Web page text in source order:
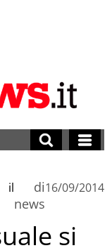
di
news
il 16/09/2014
si